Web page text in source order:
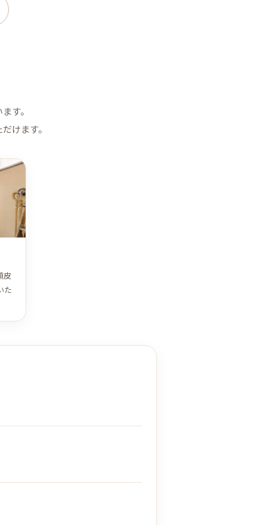
す。
けます。
皮
た